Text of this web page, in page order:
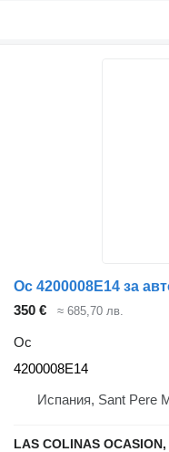
350 € ≈ 685,70 лв.
Ос
4200008E14
Испания, Sant Pere
LAS COLINAS OCASION,